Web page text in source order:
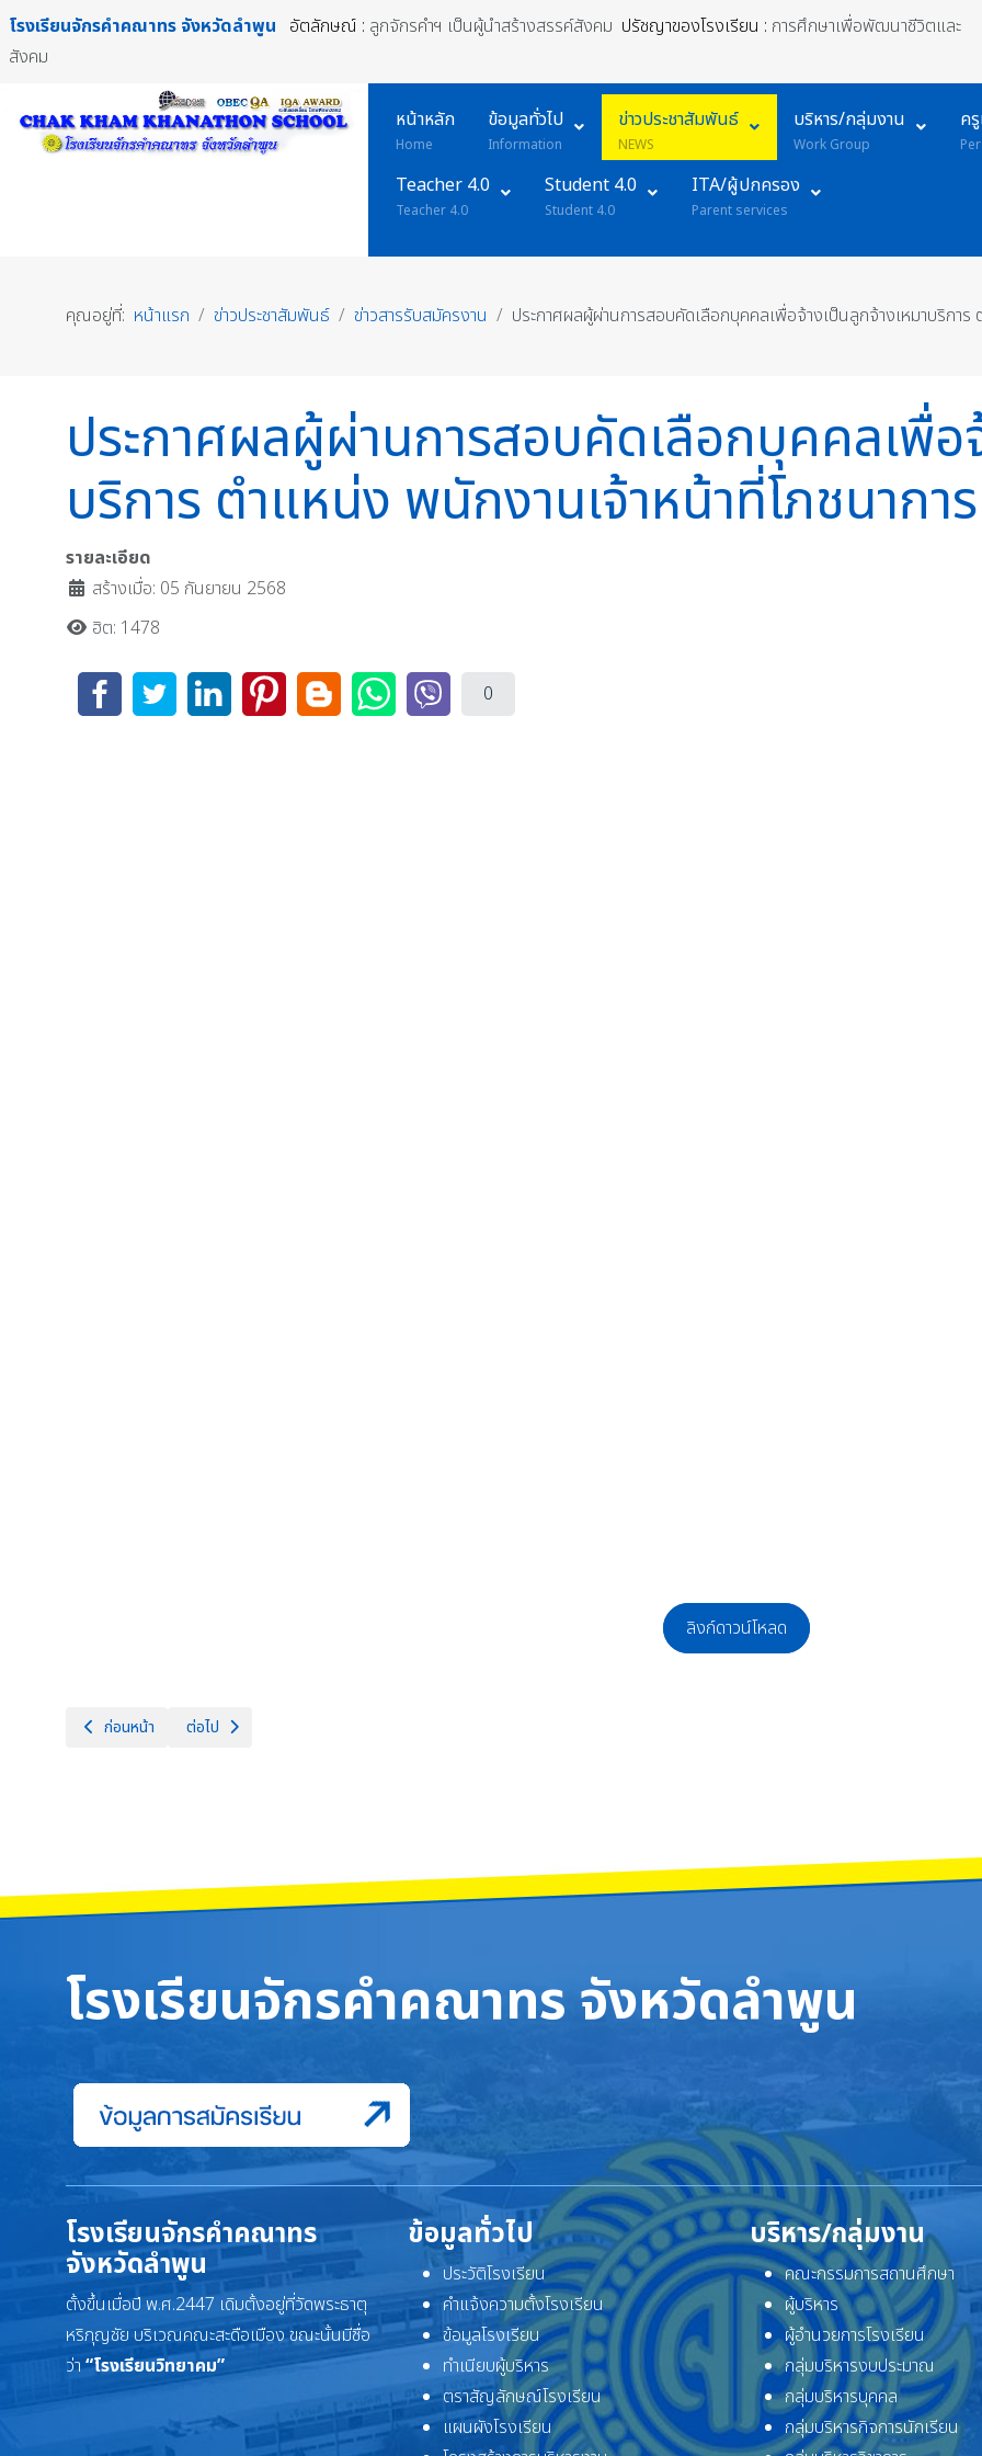
โรงเรียนจักรคำคณาทร จังหวัดลำพูน อัตลักษณ์ : ลูกจักรคำฯ เป็นผู้นำสร้างสรรค์สังคม ปรัชญาของโรงเรียน : การศึกษาเพื่อพัฒนาชีวิตและ
สังคม
หน้าหลัก
Home
ข้อมูลทั่วไป
Information
ข่าวประชาสัมพันธ์
NEWS
บริหาร/กลุ่มงาน
Work Group
ค
Teacher 4.0
Teacher 4.0
Student 4.0
Student 4.0
ITA/ผู้ปกครอง
Parent services
คุณอยู่ที่: หน้าแรก ข่าวประชาสัมพันธ์ ข่าวสารรับสมัครงาน ประกาศผลผู้ผ่านการสอบคัดเลือกบุคคลเพื่อจ้างเป็นลูกจ้างเหมาบริกา
ประกาศผลผู้ผ่านการสอบคัดเลือกบุคคลเพื่อ
บริการ ตำแหน่ง พนักงานเจ้าหน้าที่โภชนากา
รายละเอียด
สร้างเมื่อ: 05 กันยายน 2568
ฮิต: 1478
0
ลิงก์ดาวน์โหลด
เนื้อหาก่อนหน้า: รับสมัครคัดเลือกบุคคลเพื่อจ้างเป็นลูกจ้างชั่วคราว ตำแหน่ง นักการภารโรง (ช่างทั่วไป) และ พนักงานสถานที่ (แม่บ้าน) จำนวน ๑๓ อัตรา
ก่อนหน้า เนื้อหาถัดไป: ประกาศรายชื่อผู้มีสิทธิ์สอบคัดเลือกบุคคลเพื่อจ้างเป็นลูกจ้างเหมาบริการ ตำแหน่ง พนักงานเจ้าหน้าที่โภชนาการ จำนวน ๑ อั
ต่อไป
โรงเรียนจักรคำคณาทร จังหวัดลำพูน
โรงเรียนจักรคำคณาทร
จังหวัดลำพูน
ตั้งขึ้นเมื่อปี พ.ศ.2447 เดิมตั้งอยู่ที่วัดพระธาตุ
หริภุญชัย บริเวณคณะสะดือเมือง ขณะนั้นมีชื่อ
ว่า“โรงเรียนวิทยาคม”
ข้อมูลทั่วไป
ประวัติโรงเรียน
คำแจ้งความตั้งโรงเรียน
ข้อมูลโรงเรียน
ทำเนียบผู้บริหาร
ตราสัญลักษณ์โรงเรียน
แผนผังโรงเรียน
บริหาร/กลุ่มงาน
คณะกรรมการสถานศึกษา
ผู้บริหาร
ผู้อำนวยการโรงเรียน
กลุ่มบริหารงบประมาณ
กลุ่มบริหารบุคคล
กลุ่มบริหารกิจการนักเรียน